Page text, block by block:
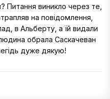
Питання виникло через те,
на повідомлення,
в Альберту, а їй видали
обрала Саскачеван
дуже дякую!